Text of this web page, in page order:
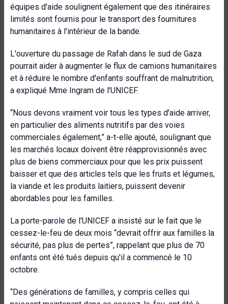
équipes d'aide soulignent également que des itinéraires
limités sont fournis pour le transport des fournitures
humanitaires à l'intérieur de la bande.
L'ouverture du passage de Rafah dans le sud de Gaza
pourrait aider à augmenter le flux de camions humanitaires
et à réduire le nombre d'enfants souffrant de malnutrition,
a expliqué Mme Ingram de l'UNICEF.
“Nous devons vraiment voir tous les types d'aide arriver,
en particulier des aliments nutritifs par des voies
commerciales également,” a-t-elle ajouté, soulignant que
les marchés locaux doivent être réapprovisionnés avec
plus de biens commerciaux pour que les prix puissent
baisser et que des articles tels que les fruits et légumes,
la viande et les produits laitiers, puissent devenir
abordables pour les familles.
La porte-parole de l'UNICEF a insisté sur le fait que le
cessez-le-feu de deux mois “devrait offrir aux familles la
sécurité, pas plus de pertes”, rappelant que plus de 70
enfants ont été tués depuis qu'il a commencé le 10
octobre.
“Des générations de familles, y compris celles qui